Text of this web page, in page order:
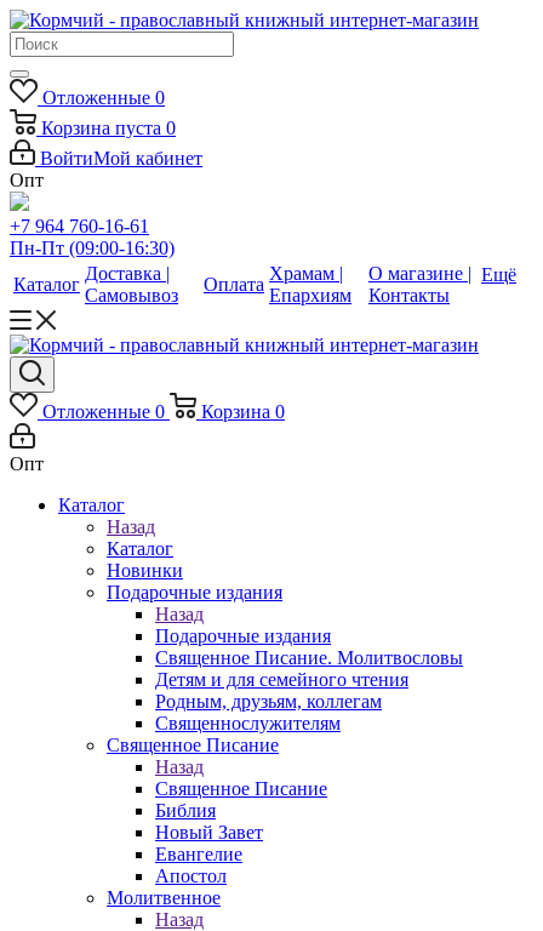
Отложенные 0
Корзина пуста 0
ВойтиМой кабинет
Опт
+7 964 760-16-61
Пн-Пт (09:00-16:30)
Каталог
Доставка |
Самовывоз
Оплата
Храмам |
Епархиям
О магазине |
Контакты
Ещё
Отложенные 0 Корзина 0
Опт
Каталог
Назад
Каталог
Новинки
Подарочные издания
Назад
Подарочные издания
Священное Писание. Молитвословы
Детям и для семейного чтения
Родным, друзьям, коллегам
Священнослужителям
Священное Писание
Назад
Священное Писание
Библия
Новый Завет
Евангелие
Апостол
Молитвенное
Назад